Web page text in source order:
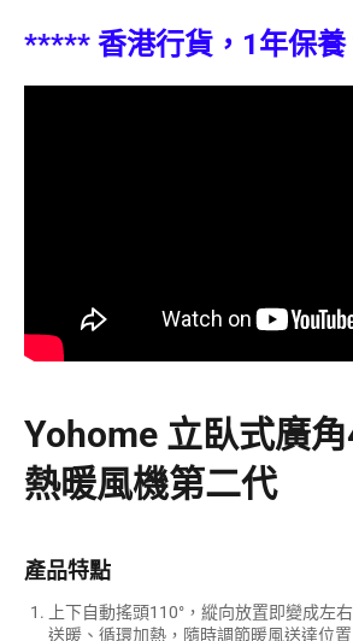
***** 香港行貨，1年保
Yohome 立臥式廣
熱暖風機第二代
產品特點
上下自動搖頭110°，縱向放置即變成左
送暖、循環加熱，隨時調節暖風送達位置